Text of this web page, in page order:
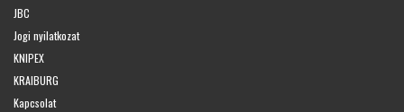
JBC
Jogi nyilatkozat
KNIPEX
KRAIBURG
Kapcsolat